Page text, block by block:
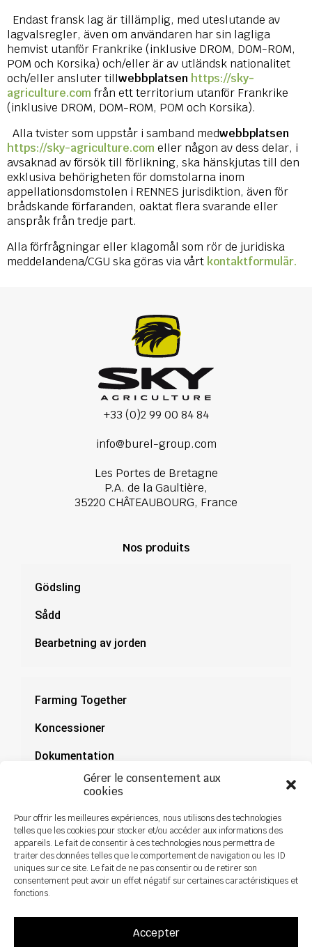
Gérer le consentement aux
cookies
Pour offrir les meilleures expériences, nous utilisons des technologies
telles que les cookies pour stocker et/ou accéder aux informations des
appareils. Le fait de consentir à ces technologies nous permettra de
traiter des données telles que le comportement de navigation ou les ID
uniques sur ce site. Le fait de ne pas consentir ou de retirer son
consentement peut avoir un effet négatif sur certaines caractéristiques et
fonctions.
Accepter
Endast fransk lag är tillämplig, med uteslutande av
lagvalsregler, även om användaren har sin lagliga
hemvist utanför Frankrike (inklusive DROM, DOM-ROM,
POM och Korsika) och/eller är av utländsk nationalitet
och/eller ansluter tillwebbplatsen https://sky-
agriculture.com från ett territorium utanför Frankrike
(inklusive DROM, DOM-ROM, POM och Korsika).
Alla tvister som uppstår i samband medwebbplatsen
https://sky-agriculture.com eller någon av dess delar, i
avsaknad av försök till förlikning, ska hänskjutas till den
exklusiva behörigheten för domstolarna inom
appellationsdomstolen i RENNES jurisdiktion, även för
brådskande förfaranden, oaktat flera svarande eller
anspråk från tredje part.
Alla förfrågningar eller klagomål som rör de juridiska
meddelandena/CGU ska göras via vårt kontaktformulär.
+33 (0)2 99 00 84 84
info@burel-group.com
Les Portes de Bretagne
P.A. de la Gaultière,
35220 CHÂTEAUBOURG, France
Nos produits
Gödsling
Sådd
Bearbetning av jorden
Farming Together
Koncessioner
Dokumentation